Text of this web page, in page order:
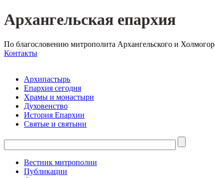
Архангельская епархия
По благословению митрополита Архангельского и
Контакты
Архипастырь
Епархия сегодня
Храмы и монастыри
Духовенство
История Епархии
Святые и святыни
Вестник митрополии
Публикации